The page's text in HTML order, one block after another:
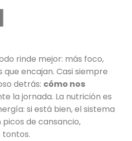
rinde mejor: más foco,
que encajan. Casi siempre
detrás: cómo nos
la jornada. La nutrición es
si está bien, el sistema
picos de cansancio,
tontos.